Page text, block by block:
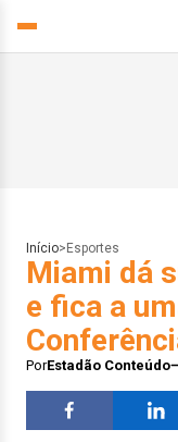
Início> Esportes
Miami dá
e fica a
PorEstadão Conteúdo